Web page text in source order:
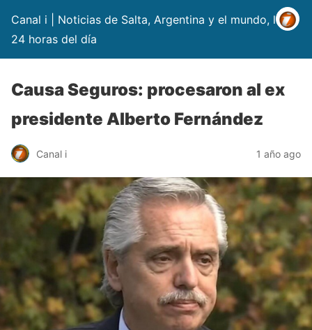
Canal i | Noticias de Salta, Argentina y el mundo, las
24 horas del día
Causa Seguros: procesaron al ex
presidente Alberto Fernández
Canal i 1 año ago